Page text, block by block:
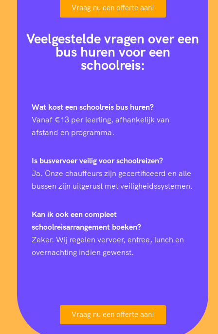
Vraag nu een offerte aan!
Veelgestelde vragen over een
bus huren voor een
schoolreis:
Wat kost een schoolreis bus huren?
Vanaf €13 per leerling, afhankelijk van
afstand en programma.
Is busvervoer veilig voor schoolreizen?
Ja. Onze chauffeurs zijn gecertificeerd en alle
bussen zijn uitgerust met veiligheidssystemen.
Kan ik ook een compleet
schoolreisarrangement boeken?
Zeker. Wij regelen vervoer, entree, lunch en
overnachting indien gewenst.
Vraag nu een offerte aan!